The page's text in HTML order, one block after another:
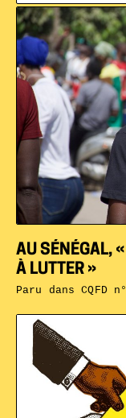
AU SÉNÉGAL,
À LUTTER »
Paru dansCQFD